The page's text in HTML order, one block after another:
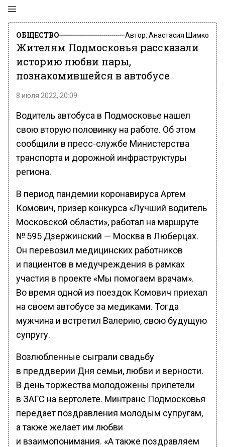
ОБЩЕСТВО Автор: Анастасия Шимко
Жителям Подмосковья рассказали
историю любви пары,
познакомившейся в автобусе
8 июля 2022, 20:09
Водитель автобуса в Подмосковье нашел
свою вторую половинку на работе. Об этом
сообщили в пресс-службе Министерства
транспорта и дорожной инфраструктуры
региона.
В период пандемии коронавируса Артем
Комович, призер конкурса «Лучший водитель
Московской области», работал на маршруте
№ 595 Дзержинский — Москва в Люберцах.
Он перевозил медицинских работников
и пациентов в медучреждения в рамках
участия в проекте «Мы помогаем врачам».
Во время одной из поездок Комович приехал
на своем автобусе за медиками. Тогда
мужчина и встретил Валерию, свою будущую
супругу.
Возлюбленные сыграли свадьбу
в преддверии Дня семьи, любви и верности.
В день торжества молодожены прилетели
в ЗАГС на вертолете. Минтранс Подмосковья
передает поздравления молодым супругам,
а также желает им любви
и взаимопонимания. «А также поздравляем